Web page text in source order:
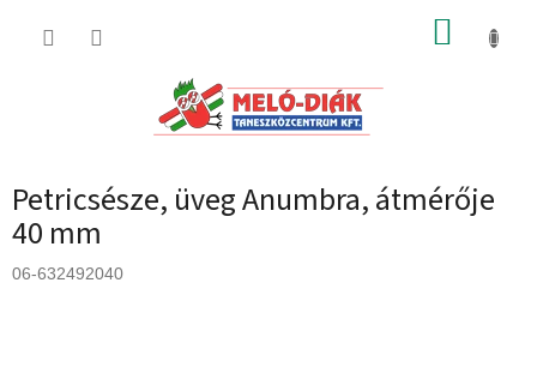
KOSÁR
Petricsésze, üveg Anumbra, átmérője
40 mm
06-632492040